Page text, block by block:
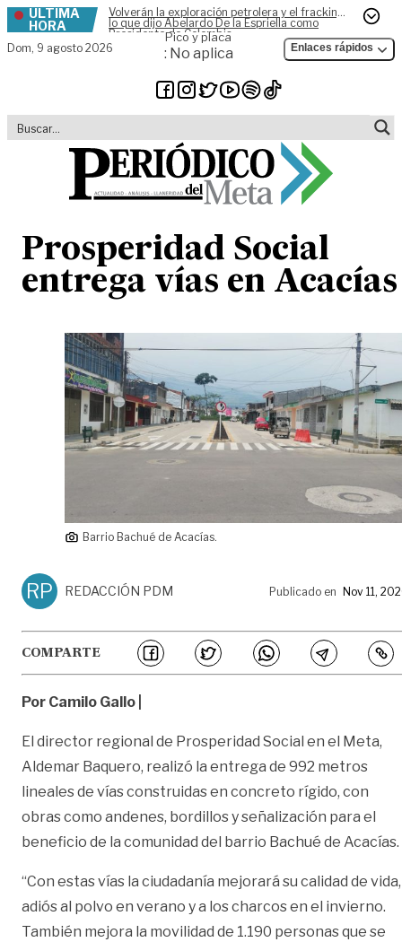
Skip to content
ÚLTIMA
HORA
Volverán la exploración petrolera y el fracking,
lo que dijo Abelardo De la Espriella como
Presidente de Colombia
Dom, 9 agosto 2026
Pico y placa
: No aplica Enlaces rápidos
Prosperidad Social
entrega vías en Acacías
Barrio Bachué de Acacías.
RP REDACCIÓN PDM Publicado en Nov 11,
COMPARTE
Por Camilo Gallo |
El director regional de Prosperidad Social en el Meta,
Aldemar Baquero, realizó la entrega de 992 metros
lineales de vías construidas en concreto rígido, con
obras como andenes, bordillos y señalización para el
beneficio de la comunidad del barrio Bachué de Acacías.
“Con estas vías la ciudadanía mejorará su calidad de vida,
adiós al polvo en verano y a los charcos en el invierno.
También mejora la movilidad de 1.190 personas que se